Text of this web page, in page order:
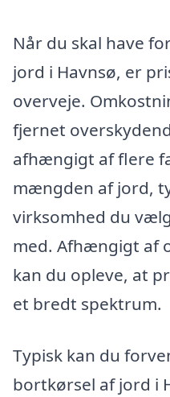
Når du skal have
jord i Havnsø, er
overveje.
fjernet
afhængigt af flere
mængden af jord,
virksomhed du
med. Afhængigt af
kan du opleve, at
et bredt spektrum.
Typisk kan du
bortkørsel af jord i